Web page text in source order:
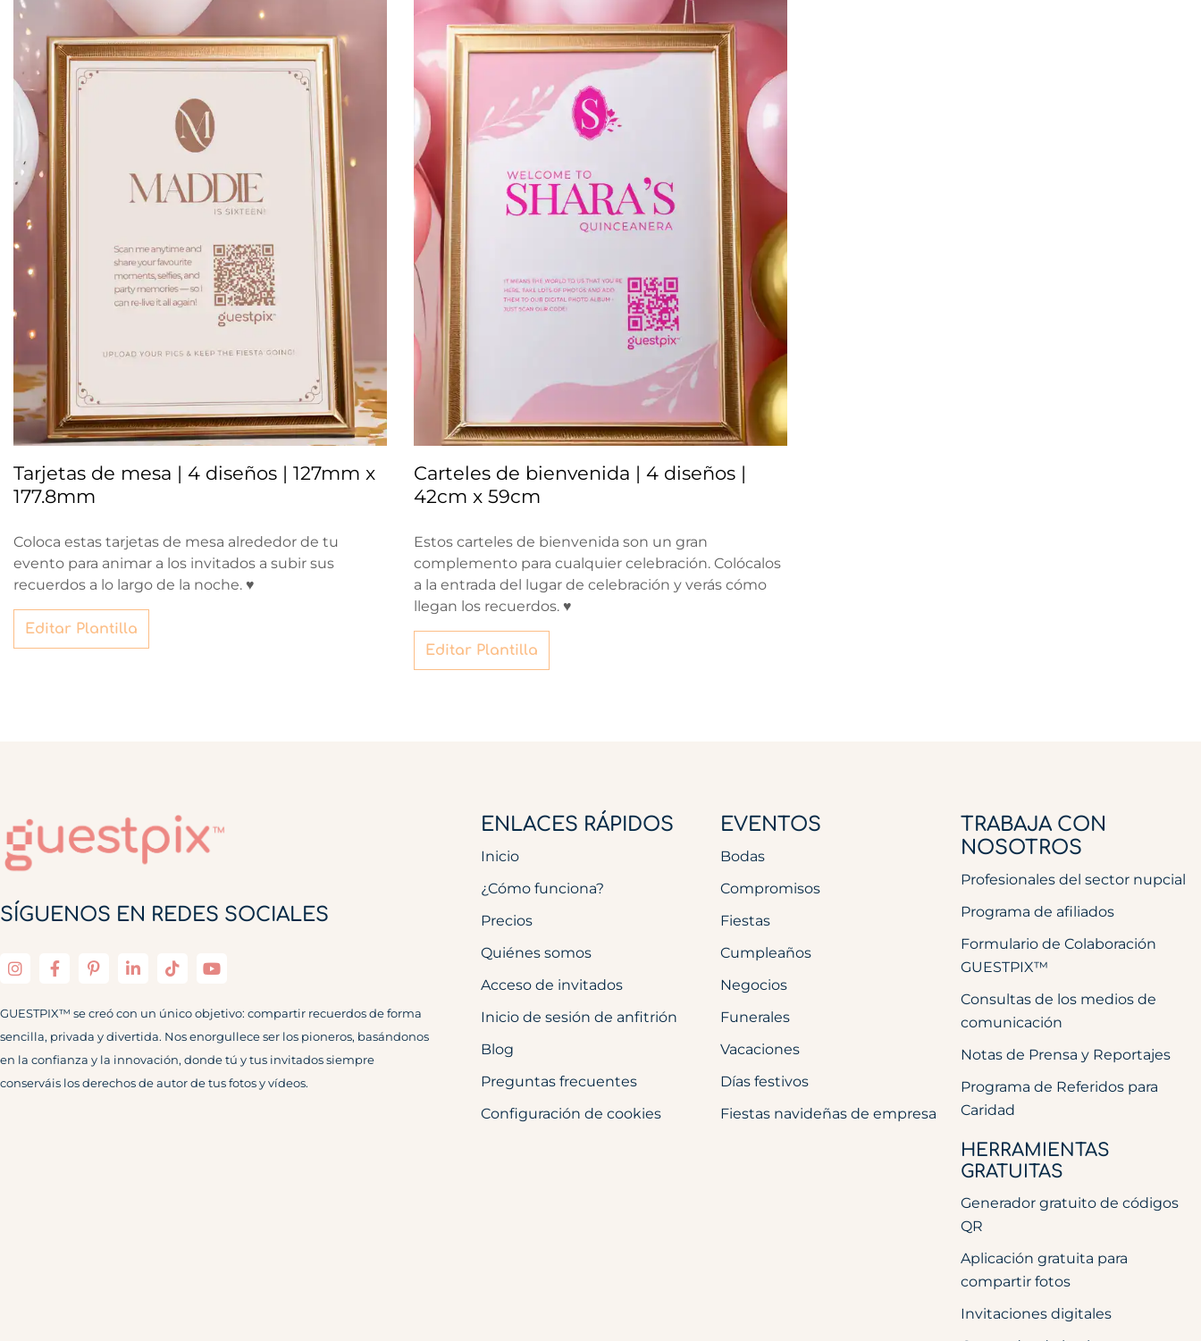
Tarjetas de mesa | 4 diseños | 127mm x
177.8mm
Coloca estas tarjetas de mesa alrededor de tu
evento para animar a los invitados a subir sus
recuerdos a lo largo de la noche. ♥
Editar Plantilla
Carteles de bienvenida | 4 diseños |
42cm x 59cm
Estos carteles de bienvenida son un gran
complemento para cualquier celebración. Colócalos
a la entrada del lugar de celebración y verás cómo
llegan los recuerdos. ♥
Editar Plantilla
SÍGUENOS EN REDES SOCIALES
GUESTPIX™ se creó con un único objetivo: compartir recuerdos de forma
sencilla, privada y divertida. Nos enorgullece ser los pioneros, basándonos
en la confianza y la innovación, donde tú y tus invitados siempre
conserváis los derechos de autor de tus fotos y vídeos.
ENLACES RÁPIDOS
Inicio
¿Cómo funciona?
Precios
Quiénes somos
Acceso de invitados
Inicio de sesión de anfitrión
Blog
Preguntas frecuentes
Configuración de cookies
EVENTOS
Bodas
Compromisos
Fiestas
Cumpleaños
Negocios
Funerales
Vacaciones
Días festivos
Fiestas navideñas de empresa
TRABAJA CON
NOSOTROS
Profesionales del sector nupcial
Programa de afiliados
Formulario de Colaboración
GUESTPIX™
Consultas de los medios de
comunicación
Notas de Prensa y Reportajes
Programa de Referidos para
Caridad
HERRAMIENTAS
GRATUITAS
Generador gratuito de códigos
QR
Aplicación gratuita para
compartir fotos
Invitaciones digitales